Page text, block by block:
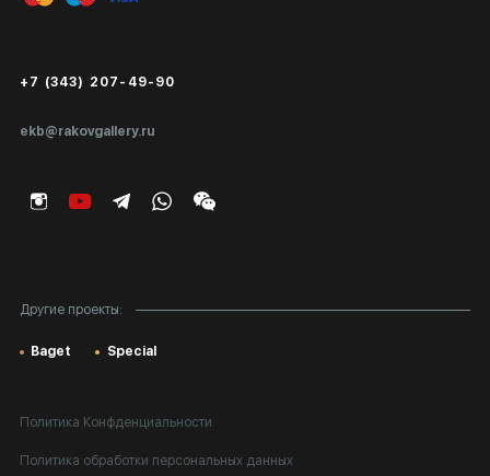
ekb@rakovgallery.ru
+7 (343) 207-49-90
Другие проекты:
Baget Special
Публичная оферта
Экспертиза/Вывоз за границу
Подарочные сертификаты
Политика Конфденциальности
Политика обработки персональных данных